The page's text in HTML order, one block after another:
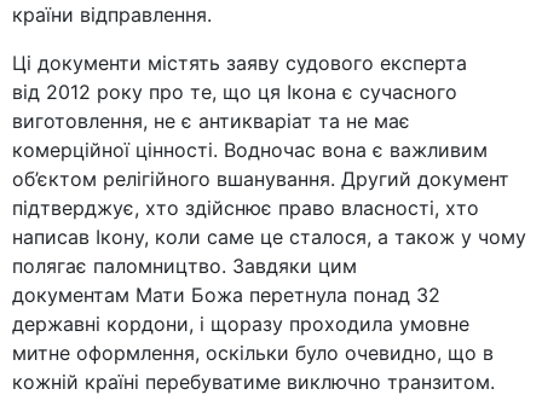
країни відправлення.
Ці документи містять заяву судового експерта
від 2012 року про те, що ця Ікона є сучасного
виготовлення, не є антикваріат та не має
комерційної цінності. Водночас вона є важливим
об’єктом релігійного вшанування. Другий документ
підтверджує, хто здійснює право власності, хто
написав Ікону, коли саме це сталося, а також у чому
полягає паломництво. Завдяки цим
документам Мати Божа перетнула понад 32
державні кордони, і щоразу проходила умовне
митне оформлення, оскільки було очевидно, що в
кожній країні перебуватиме виключно транзитом.